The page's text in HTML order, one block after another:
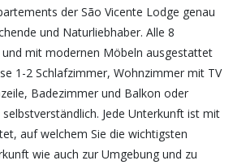
der São Vicente Lodge genau
und Naturliebhaber. Alle 8
mit modernen Möbeln ausgestattet
1-2 Schlafzimmer, Wohnzimmer mit TV
Badezimmer und Balkon oder
Jede Unterkunft ist mit
auf welchem Sie die wichtigsten
wie auch zur Umgebung und zu